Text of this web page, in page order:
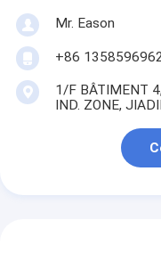
Mr. Eason
+86
1/F BÂTIMENT
IND. ZONE,